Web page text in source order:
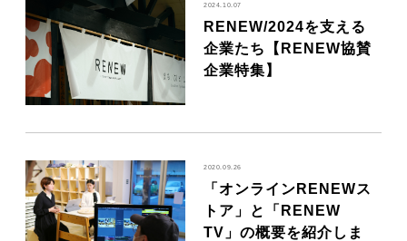
2024.10.07
RENEW/2024を支える
企業たち【RENEW協賛
企業特集】
2020.09.26
「オンラインRENEWス
トア」と「RENEW
TV」の概要を紹介しま